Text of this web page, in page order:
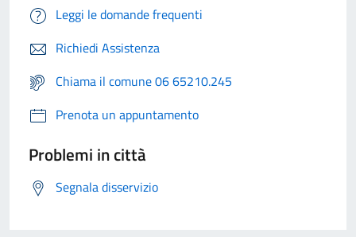
Leggi le domande frequenti
Richiedi Assistenza
Chiama il comune 06 65210.245
Prenota un appuntamento
Problemi in città
Segnala disservizio